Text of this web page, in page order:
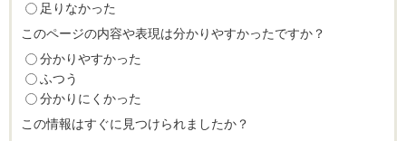
足りなかった
このページの内容や表現は分かりやすかったですか？
分かりやすかった
ふつう
分かりにくかった
この情報はすぐに見つけられましたか？